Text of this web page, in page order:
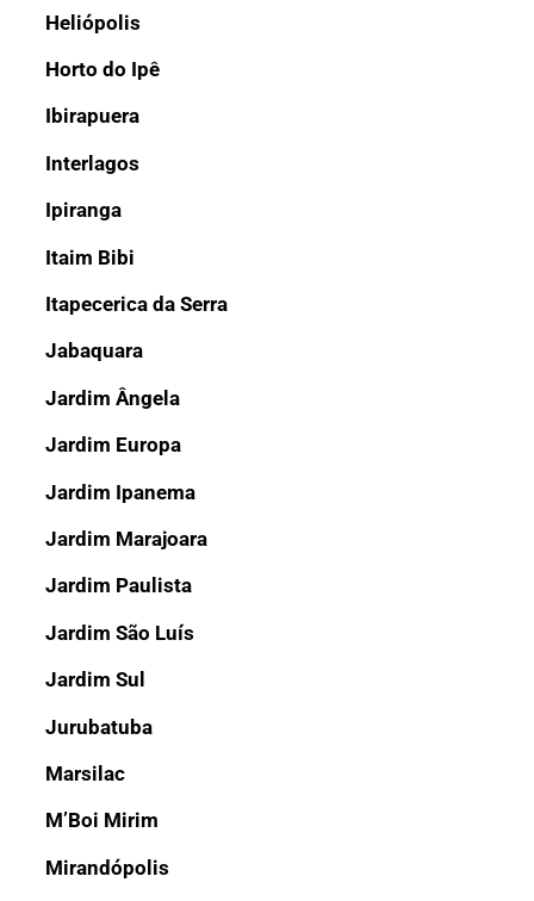
Heliópolis
Horto do Ipê
Ibirapuera
Interlagos
Ipiranga
Itaim Bibi
Itapecerica da Serra
Jabaquara
Jardim Ângela
Jardim Europa
Jardim Ipanema
Jardim Marajoara
Jardim Paulista
Jardim São Luís
Jardim Sul
Jurubatuba
Marsilac
M’Boi Mirim
Mirandópolis